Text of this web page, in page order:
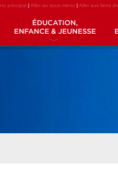
principal| Aller au sous menu | Aller aux liens